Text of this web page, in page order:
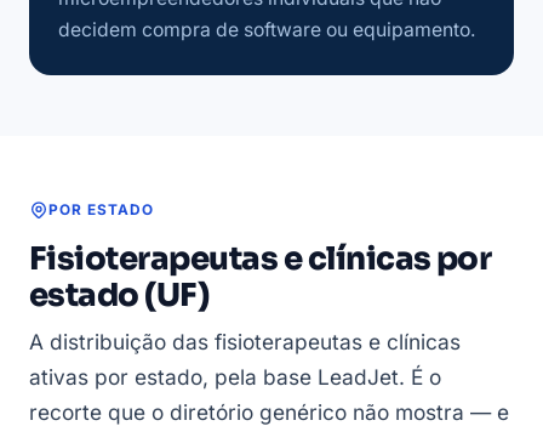
decidem compra de software ou equipamento.
POR ESTADO
Fisioterapeutas e clínicas por
estado (UF)
A distribuição das fisioterapeutas e clínicas
ativas por estado, pela base LeadJet. É o
recorte que o diretório genérico não mostra — e